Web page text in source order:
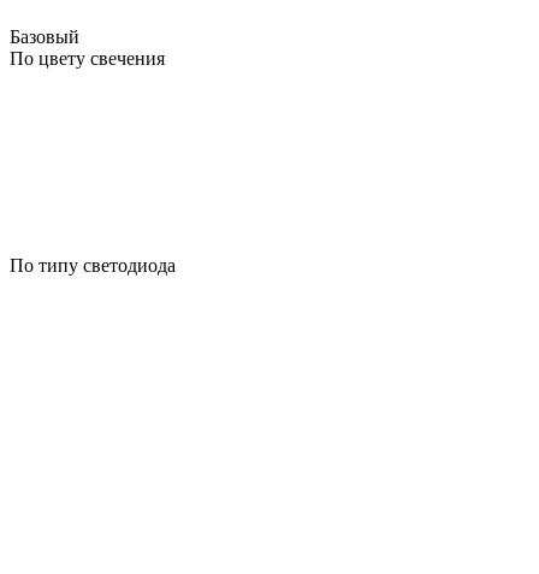
Базовый
По цвету свечения
По типу светодиода